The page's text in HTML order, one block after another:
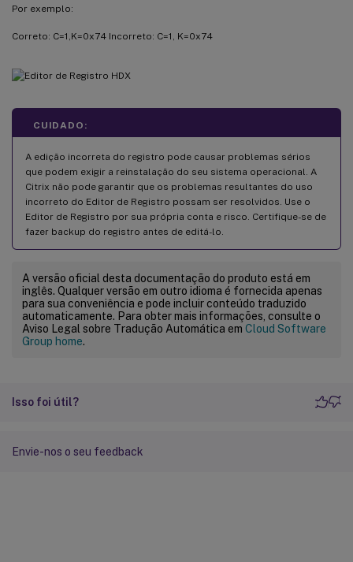
Por exemplo:
Correto: C=1,K=0x74 Incorreto: C=1, K=0x74
CUIDADO:
A edição incorreta do registro pode causar problemas sérios
que podem exigir a reinstalação do seu sistema operacional. A
Citrix não pode garantir que os problemas resultantes do uso
incorreto do Editor de Registro possam ser resolvidos. Use o
Editor de Registro por sua própria conta e risco. Certifique-se de
fazer backup do registro antes de editá-lo.
A versão oficial desta documentação do produto está em
inglês. Qualquer versão em outro idioma é fornecida apenas
para sua conveniência e pode incluir conteúdo traduzido
automaticamente. Para obter mais informações, consulte o
Aviso Legal sobre Tradução Automática em Cloud Software
Group home.
Isso foi útil?
Envie-nos o seu feedback